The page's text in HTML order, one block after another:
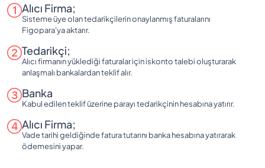
Alıcı Firma;
Sisteme üye olan tedarikçilerin onaylanmış faturalarını
Figopara'ya aktarır.
Tedarikçi;
Alıcı firmanın yüklediği faturalar için iskonto talebi oluşturarak
anlaşmalı bankalardan teklif alır.
Banka
Kabul edilen teklif üzerine parayı tedarikçinin hesabına yatırır.
Alıcı Firma;
Vade tarihi geldiğinde fatura tutarını banka hesabına yatırarak
ödemesini yapar.